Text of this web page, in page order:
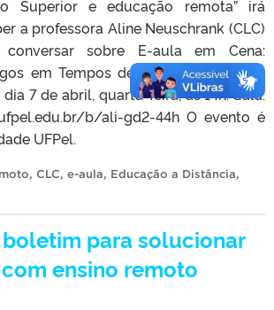
Superior e educação remota” irá
a professora Aline Neuschrank (CLC)
conversar sobre E-aula em Cena:
em Tempos de Ensino Remoto. O
7 de abril, quarta-feira, às 14h. Sala:
b/ali-gd2-44h O evento é
UFPel.
, CLC, e-aula, Educação a Distância,
para solucionar
ensino remoto